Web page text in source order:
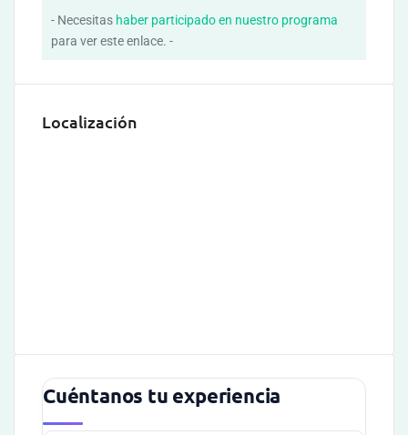
- Necesitas haber participado en nuestro programa
para ver este enlace. -
Localización
Cuéntanos tu experiencia